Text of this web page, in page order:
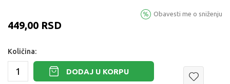
449,00 RSD
Obavesti me o sniženju
Količina:
DODAJ U KORPU